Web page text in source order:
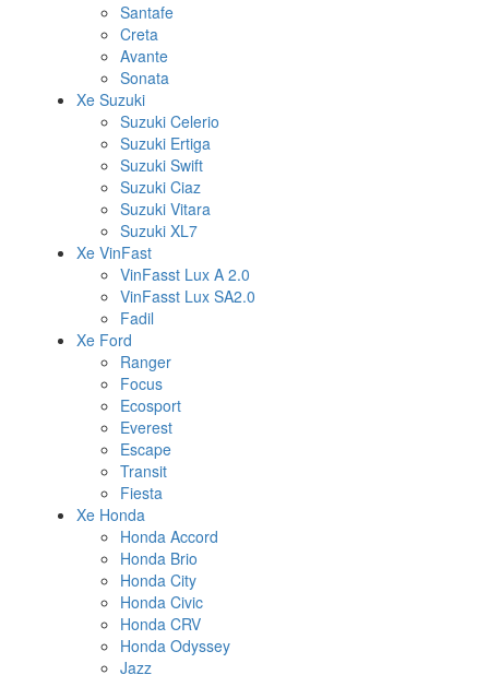
Santafe
Creta
Avante
Sonata
Xe Suzuki
Suzuki Celerio
Suzuki Ertiga
Suzuki Swift
Suzuki Ciaz
Suzuki Vitara
Suzuki XL7
Xe VinFast
VinFasst Lux A 2.0
VinFasst Lux SA2.0
Fadil
Xe Ford
Ranger
Focus
Ecosport
Everest
Escape
Transit
Fiesta
Xe Honda
Honda Accord
Honda Brio
Honda City
Honda Civic
Honda CRV
Honda Odyssey
Jazz